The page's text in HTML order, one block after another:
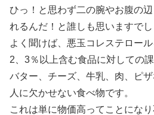
ひっ！と思わず二の腕やお腹の
れるんだ！と誰しも思いますでし
よく聞けば、悪玉コレステロー
2、3％以上含む食品に対しての課
バター、チーズ、牛乳、肉、ピ
人に欠かせない食べ物です。
これは単に物価高ってことにな